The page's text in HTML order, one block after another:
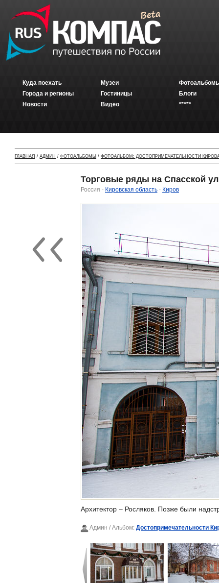
Куда поехать
Города и регионы
Новости
Музеи
Гостиницы
Видео
Блоги
*****
ГЛАВНАЯ / АДМИН / ФОТОАЛЬБОМЫ / ФОТОАЛЬБОМ: ДОСТОПРИМЕЧАТЕЛЬНОСТИ
Торговые ряды на Спасской
Россия - Кировская область - Киров
Архитектор – Росляков. Позже были
Админ / Альбом: Достопримечательности